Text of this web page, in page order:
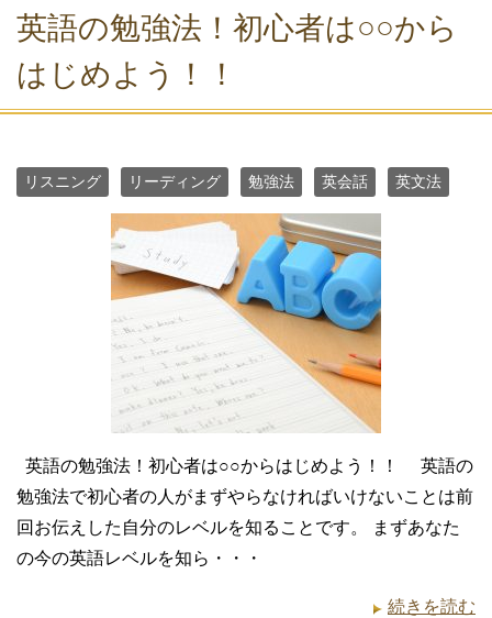
英語の勉強法！初心者は○○から
はじめよう！！
リスニング リーディング 勉強法 英会話 英文法
英語の勉強法！初心者は○○からはじめよう！！ 英語の
勉強法で初心者の人がまずやらなければいけないことは前
回お伝えした自分のレベルを知ることです。 まずあなた
の今の英語レベルを知ら・・・
続きを読む